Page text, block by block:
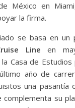
México en
la firma.
se basa en un
Line en
la Casa de
año de
una pasantía
complementa su